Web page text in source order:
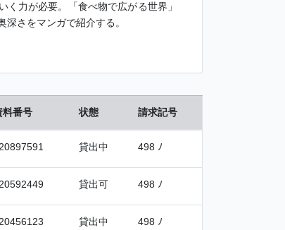
く力が必要。「食べ物で広がる世界」
さをマンガで紹介する。
料番号 状態 請求記号
貸出中 498 ﾉ
貸出可 498 ﾉ
貸出中 498 ﾉ